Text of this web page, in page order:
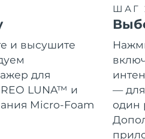
и высушите
для
LUNA™ и
Micro-Foam
ШАГ
— для
один